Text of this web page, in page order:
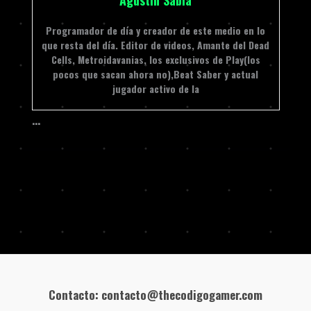
Programador de día y creador de este medio en lo
que resta del día. Editor de videos, Amante del Dead
Cells, Metroidavanias, los exclusivos de Play(los
pocos que sacan ahora no),Beat Saber y actual
jugador activo de la
…
Contacto: contacto@thecodigogamer.com